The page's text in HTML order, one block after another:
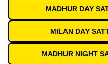
MADHUR DAY
MILAN DAY
MADHUR NIGHT